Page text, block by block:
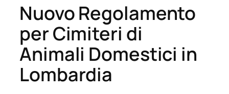
Nuovo Regolamento
per Cimiteri di
Animali Domestici in
Lombardia